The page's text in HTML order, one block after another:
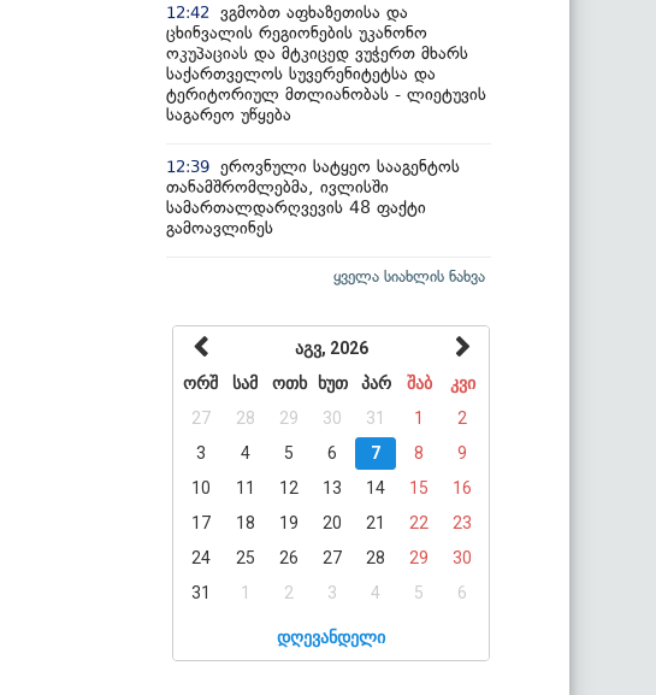
12:42
ვგმობთ აფხაზეთისა და
ცხინვალის რეგიონების უკანონო
ოკუპაციას და მტკიცედ ვუჭერთ მხარს
საქართველოს სუვერენიტეტსა და
ტერიტორიულ მთლიანობას - ლიეტუვის
საგარეო უწყება
12:39 ეროვნული სატყეო სააგენტოს
თანამშრომლებმა, ივლისში
სამართალდარღვევის 48 ფაქტი
გამოავლინეს
ყველა სიახლის ნახვა
აგვ, 2026
ორშ
სამ ოთხ ხუთ პარ შაბ
კვი
27
28 29 30 31 1
2
3
4 5 6 7 8
9
10
11 12 13 14 15
16
17
18 19 20 21 22
23
24
25 26 27 28 29
30
31
1 2 3 4 5 6
დღევანდელი